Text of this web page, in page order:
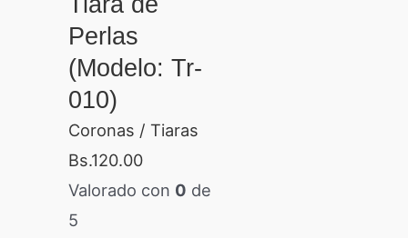
Perlas
(Modelo: Tr-
010)
Coronas / Tiaras
Bs.120.00
Valorado con 0 de
5